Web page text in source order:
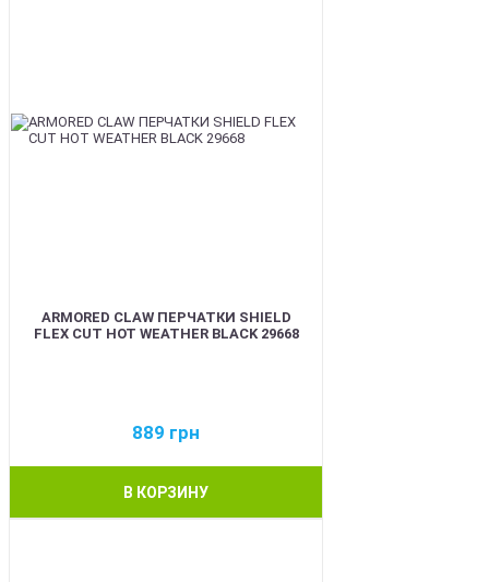
ARMORED CLAW ПЕРЧАТКИ SHIELD
FLEX CUT HOT WEATHER BLACK 29668
889 грн
В КОРЗИНУ